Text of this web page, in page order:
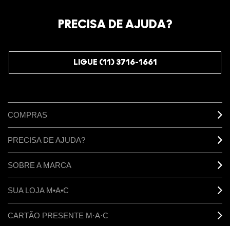
começando com 10% de desconto na sua próxima compra.
PRECISA DE AJUDA?
LIGUE (11) 3716-1661
COMPRAS
PRECISA DE AJUDA?
SOBRE A MARCA
SUA LOJA M•A•C
CARTÃO PRESENTE M·A·C